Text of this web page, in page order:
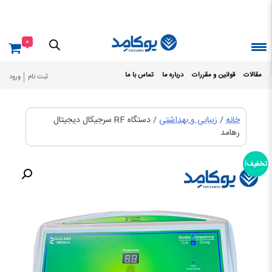
مقالات قوانین و مقررات درباره ما تماس با ما ثبت نام ورود
0
خانه/ زیبایی و بهداشتی
/ دستگاه RF سرجیکال دیجیتال
رهامد
تخفیف!